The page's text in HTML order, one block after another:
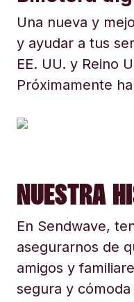
Una nueva y
y ayudar a tus
EE. UU. y Reino
Próximamente
NUESTRA
En Sendwave,
asegurarnos de
amigos y
segura y